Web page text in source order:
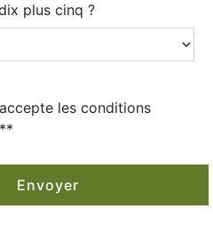
plus cinq ?
les conditions
Envoyer